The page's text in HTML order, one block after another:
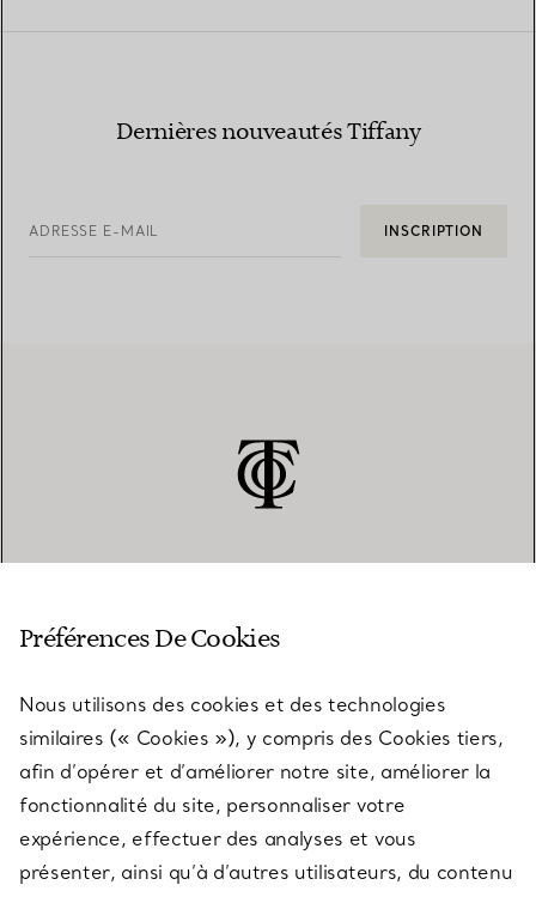
Dernières nouveautés Tiffany
ADRESSE E-MAIL INSCRIPTION
SERVICES
À PROPOS
Préférences De Cookies
Nous utilisons des cookies et des technologies
similaires (« Cookies »), y compris des Cookies tiers,
afin d’opérer et d’améliorer notre site, améliorer la
fonctionnalité du site, personnaliser votre
expérience, effectuer des analyses et vous
présenter, ainsi qu’à d’autres utilisateurs, du contenu